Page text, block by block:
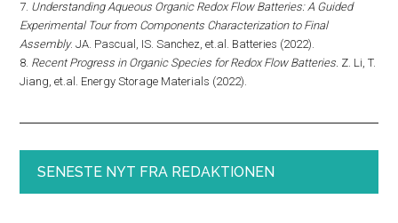
7. Understanding Aqueous Organic Redox Flow Batteries: A Guided
Experimental Tour from Components Characterization to Final
Assembly. JA. Pascual, IS. Sanchez, et.al. Batteries (2022).
8. Recent Progress in Organic Species for Redox Flow Batteries. Z. Li, T.
Jiang, et.al. Energy Storage Materials (2022).
SENESTE NYT FRA REDAKTIONEN